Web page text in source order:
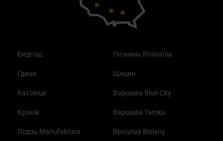
Бидгощ
Гдиня
Катовіце
Краків
Лодзь Manufaktura
Познань Posnania
Щецин
Варшава Blue City
Варшава Tamka
Вроцлав Bielany